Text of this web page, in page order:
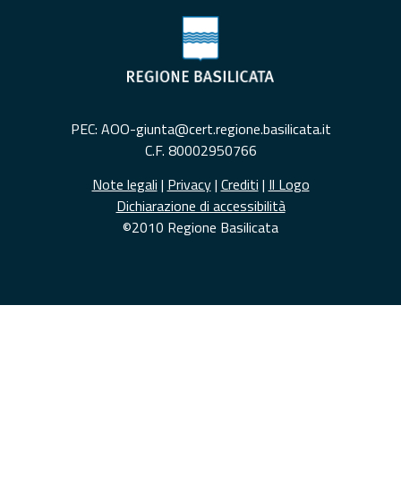
PEC: AOO-giunta@cert.regione.basilicata.it
C.F. 80002950766
Note legali | Privacy| Crediti | Il Logo
Dichiarazione di accessibilità
©2010 Regione Basilicata